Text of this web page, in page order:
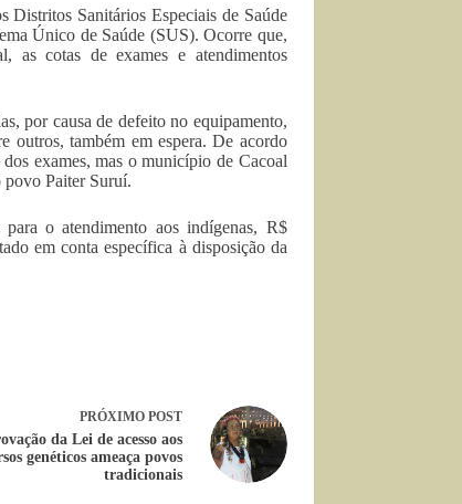
Distritos Sanitários Especiais de Saúde
Único de Saúde (SUS). Ocorre que,
as cotas de exames e atendimentos
por causa de defeito no equipamento,
outros, também em espera. De acordo
exames, mas o município de Cacoal
povo Paiter Suruí.
o atendimento aos indígenas, R$
em conta específica à disposição da
PRÓXIMO POST
da Lei de acesso aos
genéticos ameaça povos
tradicionais